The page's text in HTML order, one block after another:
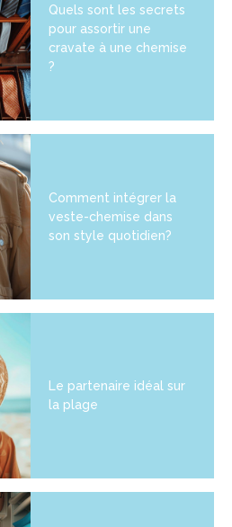
Quels sont les secrets
pour assortir une
cravate à une chemise
?
Comment intégrer la
veste-chemise dans
son style quotidien?
Le partenaire idéal sur
la plage